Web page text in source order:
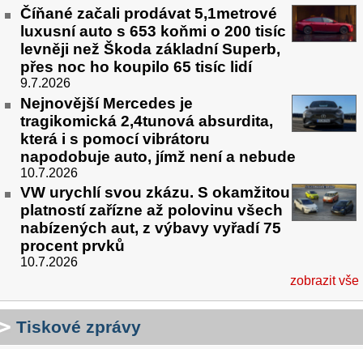
Číňané začali prodávat 5,1metrové
luxusní auto s 653 koňmi o 200 tisíc
levněji než Škoda základní Superb,
přes noc ho koupilo 65 tisíc lidí
9.7.2026
Nejnovější Mercedes je
tragikomická 2,4tunová absurdita,
která i s pomocí vibrátoru
napodobuje auto, jímž není a nebude
10.7.2026
VW urychlí svou zkázu. S okamžitou
platností zařízne až polovinu všech
nabízených aut, z výbavy vyřadí 75
procent prvků
10.7.2026
zobrazit vše
Tiskové zprávy